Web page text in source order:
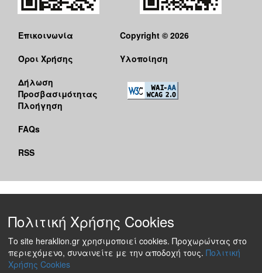
Επικοινωνία
Όροι Χρήσης
Δήλωση
Προσβασιμότητας
Πλοήγηση
FAQs
RSS
Copyright © 2026
Υλοποίηση
Πολιτική Χρήσης Cookies
Το site heraklion.gr χρησιμοποιεί cookies. Προχωρώντας στο
περιεχόμενο, συναινείτε με την αποδοχή τους. Πολιτική
Χρήσης Cookies